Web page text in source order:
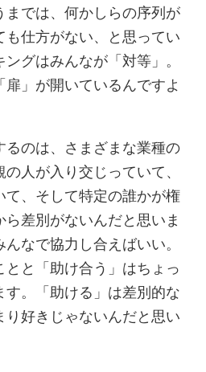
では、何かしらの序列が
仕方がない、と思ってい
グはみんなが「対等」。
」が開いているんですよ
のは、さまざまな業種の
人が入り交じっていて、
、そして特定の誰かが権
差別がないんだと思いま
なで協力し合えばいい。
と「助け合う」はちょっ
。「助ける」は差別的な
好きじゃないんだと思い